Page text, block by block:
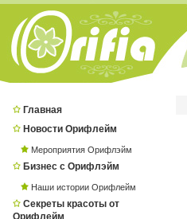
Главная
Новости Орифлейм
Мероприятия Орифлэйм
Бизнес с Орифлэйм
Наши истории Орифлейм
Секреты красоты от
Орифлейм